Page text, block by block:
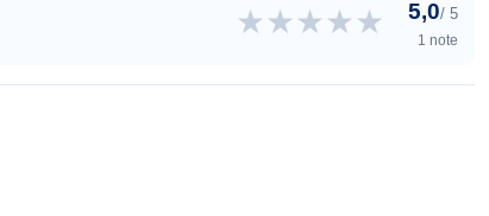
★★★★★ 5,0/ 5
1 note